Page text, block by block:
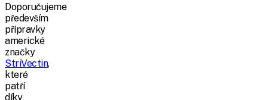
Doporučujeme
především
přípravky
americké
značky
StriVectin,
které
patří
díky